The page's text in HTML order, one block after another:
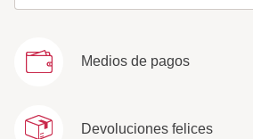
Medios de pagos
Devoluciones felices